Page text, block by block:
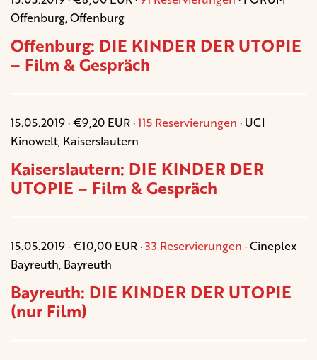
Offenburg, Offenburg
Offenburg: DIE KINDER DER UTOPIE
– Film & Gespräch
15.05.2019 · €9,20 EUR ·115 Reservierungen · UCI
Kinowelt, Kaiserslautern
Kaiserslautern: DIE KINDER DER
UTOPIE – Film & Gespräch
15.05.2019 · €10,00 EUR ·33 Reservierungen · Cineplex
Bayreuth, Bayreuth
Bayreuth: DIE KINDER DER UTOPIE
(nur Film)